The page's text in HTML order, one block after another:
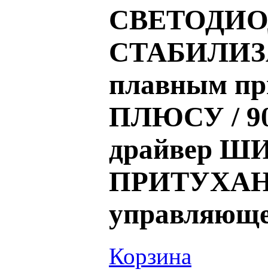
плавным
ПЛЮСУ /
драйвер
Корзина